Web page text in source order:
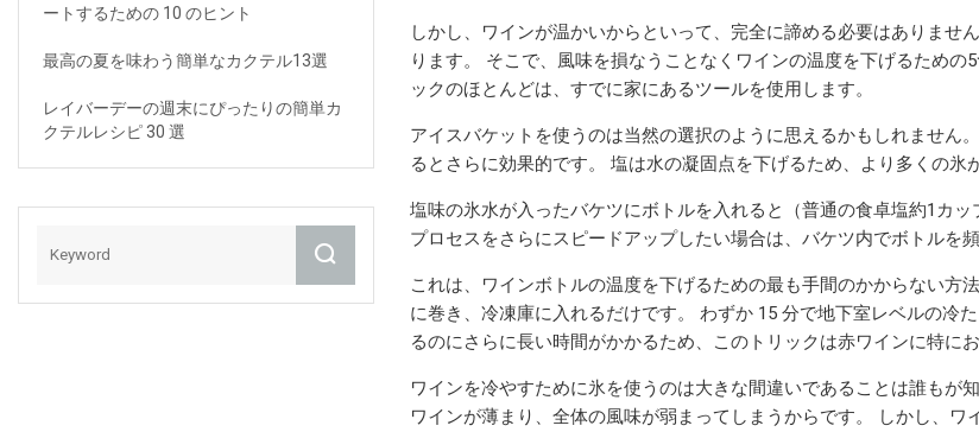
ートするための 10 のヒント
最高の夏を味わう簡単なカクテル13選
レイバーデーの週末にぴったりの簡単カ
クテルレシピ 30 選
しかし、ワインが温かいからといって、完全に諦める必要はありま
ります。 そこで、風味を損なうことなくワインの温​​度を下げるため
ックのほとんどは、すでに家にあるツールを使用します。
アイスバケットを使うのは当然の選択のように思えるかもしれません
るとさらに効果的です。 塩は水の凝固点を下げるため、より多くの氷
塩味の氷水が入ったバケツにボトルを入れると（普通の食卓塩約1カ
プロセスをさらにスピードアップしたい場合は、バケツ内でボトルを
これは、ワインボトルの温度を下げるための最も手間のかからない方
に巻き、冷凍庫に入れるだけです。 わずか 15 分で地下室レベルの冷
るのにさらに長い時間がかかるため、このトリックは赤ワインに特にお
ワインを冷やすために氷を使うのは大きな間違いであることは誰もが
ワインが薄まり、全体の風味が弱まってしまうからです。 しかし、